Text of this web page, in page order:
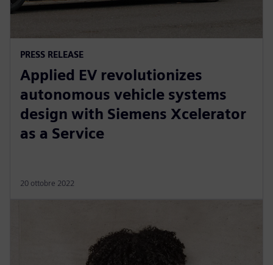
PRESS RELEASE
Applied EV revolutionizes
autonomous vehicle systems
design with Siemens Xcelerator
as a Service
20 ottobre 2022